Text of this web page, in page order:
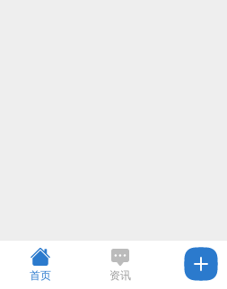
首页 资讯